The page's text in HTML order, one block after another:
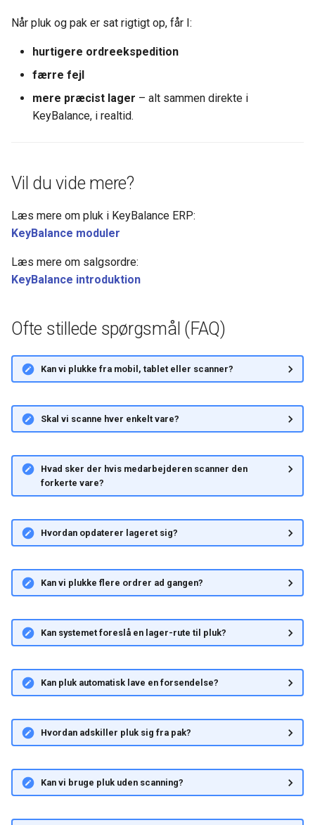
Når pluk og pak er sat rigtigt op, får I:
hurtigere ordreekspedition
færre fejl
mere præcist lager – alt sammen direkte i
KeyBalance, i realtid.
Vil du vide mere?
Læs mere om pluk i KeyBalance ERP:
KeyBalance moduler
Læs mere om salgsordre:
KeyBalance introduktion
Ofte stillede spørgsmål (FAQ)
Kan vi plukke fra mobil, tablet eller scanner?
Skal vi scanne hver enkelt vare?
Hvad sker der hvis medarbejderen scanner den
forkerte vare?
Hvordan opdaterer lageret sig?
Kan vi plukke flere ordrer ad gangen?
Kan systemet foreslå en lager-rute til pluk?
Kan pluk automatisk lave en forsendelse?
Hvordan adskiller pluk sig fra pak?
Kan vi bruge pluk uden scanning?